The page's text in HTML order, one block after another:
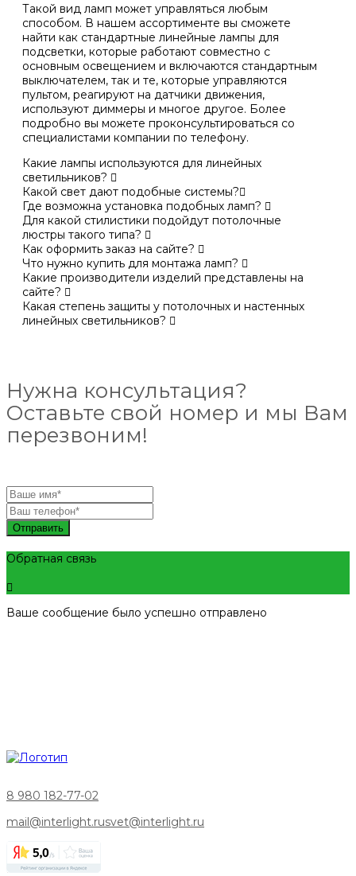
Такой вид ламп может управляться любым
способом. В нашем ассортименте вы сможете
найти как стандартные линейные лампы для
подсветки, которые работают совместно с
основным освещением и включаются стандартным
выключателем, так и те, которые управляются
пультом, реагируют на датчики движения,
используют диммеры и многое другое. Более
подробно вы можете проконсультироваться со
специалистами компании по телефону.
Какие лампы используются для линейных
светильников?
Какой свет дают подобные системы?
Где возможна установка подобных ламп?
Для какой стилистики подойдут потолочные
люстры такого типа?
Как оформить заказ на сайте?
Что нужно купить для монтажа ламп?
Какие производители изделий представлены на
сайте?
Какая степень защиты у потолочных и настенных
линейных светильников?
Нужна консультация?
Оставьте свой номер и мы Вам
перезвоним!
Отправить
Обратная связь
Ваше сообщение было успешно отправлено
8 980 182-77-02
mail@interlight.rusvet@interlight.ru